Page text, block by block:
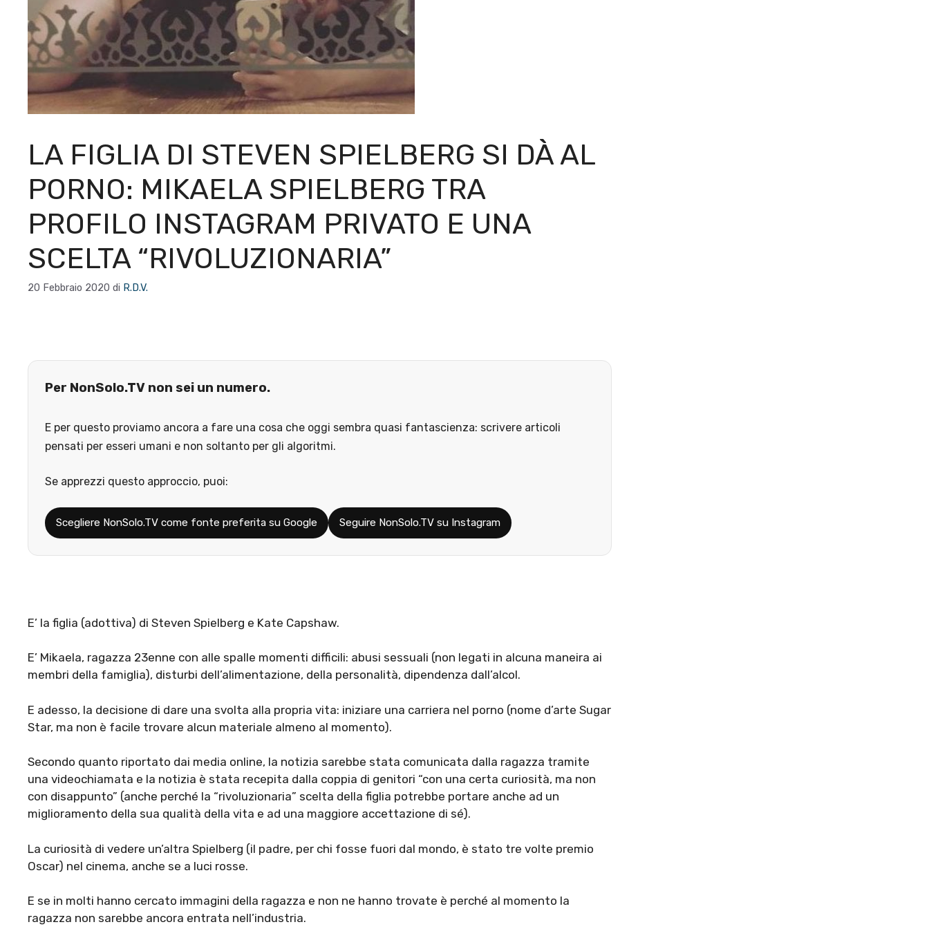
LA FIGLIA DI STEVEN SPIELBERG SI DÀ AL
PORNO: MIKAELA SPIELBERG TRA
PROFILO INSTAGRAM PRIVATO E UNA
SCELTA “RIVOLUZIONARIA”
20 Febbraio 2020 di R.D.V.
Per NonSolo.TV non sei un numero.
E per questo proviamo ancora a fare una cosa che oggi sembra quasi fantascienza: scrivere articoli
pensati per esseri umani e non soltanto per gli algoritmi.
Se apprezzi questo approccio, puoi:
Scegliere NonSolo.TV come fonte preferita su Google Seguire NonSolo.TV su Instagram
E’ la figlia (adottiva) di Steven Spielberg e Kate Capshaw.
E’ Mikaela, ragazza 23enne con alle spalle momenti difficili: abusi sessuali (non legati in alcuna maneira ai
membri della famiglia), disturbi dell’alimentazione, della personalità, dipendenza dall’alcol.
E adesso, la decisione di dare una svolta alla propria vita: iniziare una carriera nel porno (nome d’arte Sugar
Star, ma non è facile trovare alcun materiale almeno al momento).
Secondo quanto riportato dai media online, la notizia sarebbe stata comunicata dalla ragazza tramite
una videochiamata e la notizia è stata recepita dalla coppia di genitori “con una certa curiosità, ma non
con disappunto” (anche perché la “rivoluzionaria” scelta della figlia potrebbe portare anche ad un
miglioramento della sua qualità della vita e ad una maggiore accettazione di sé).
La curiosità di vedere un’altra Spielberg (il padre, per chi fosse fuori dal mondo, è stato tre volte premio
Oscar) nel cinema, anche se a luci rosse.
E se in molti hanno cercato immagini della ragazza e non ne hanno trovate è perché al momento la
ragazza non sarebbe ancora entrata nell’industria.